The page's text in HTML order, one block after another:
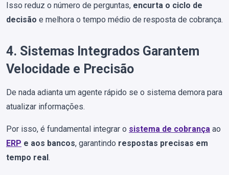
Isso reduz o número de perguntas, encurta o ciclo de
decisão e melhora o tempo médio de resposta de cobrança.
4. Sistemas Integrados Garantem
Velocidade e Precisão
De nada adianta um agente rápido se o sistema demora para
atualizar informações.
Por isso, é fundamental integrar o sistema de cobrança ao
ERP e aos bancos, garantindo respostas precisas em
tempo real.